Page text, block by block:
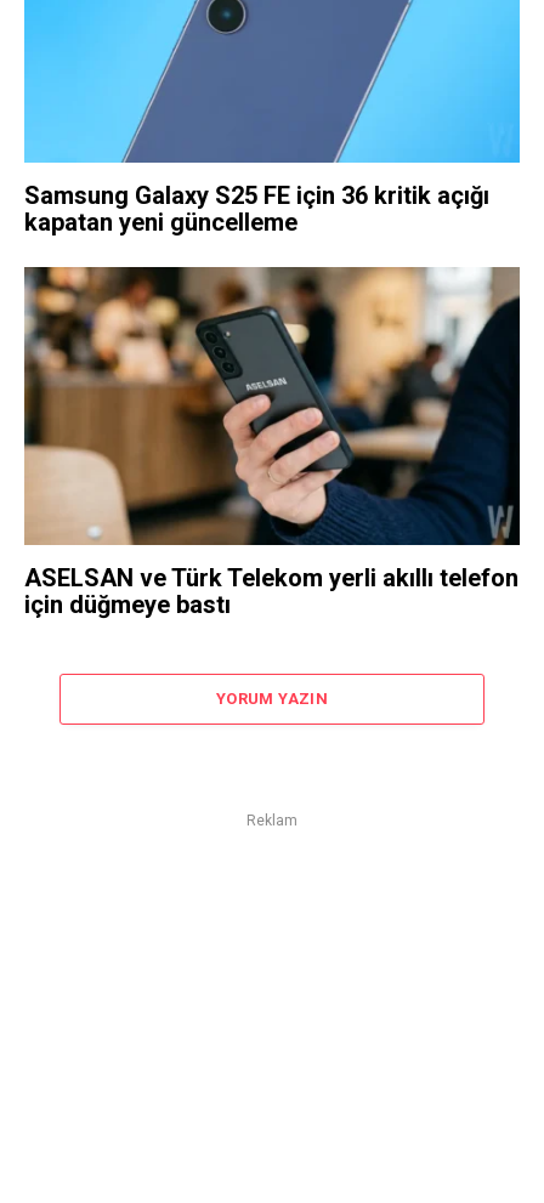
Samsung Galaxy S25 FE için 36 kritik açığı
kapatan yeni güncelleme
ASELSAN ve Türk Telekom yerli akıllı telefon
için düğmeye bastı
YORUM YAZIN
Reklam